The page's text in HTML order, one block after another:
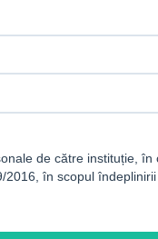
de către instituție, în
în scopul îndeplinirii